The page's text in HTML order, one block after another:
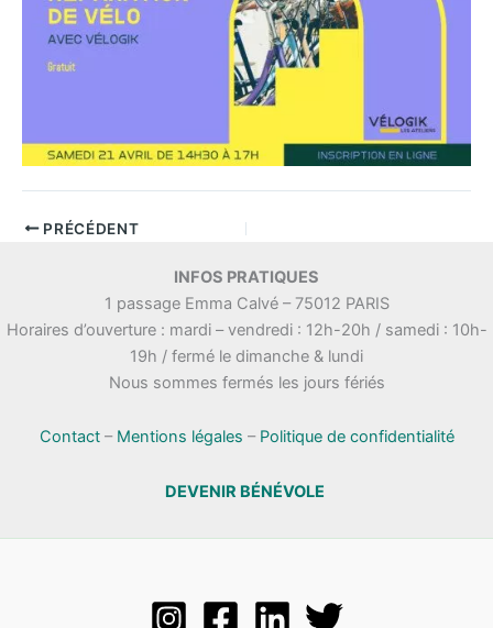
PRÉCÉDENT
INFOS PRATIQUES
1 passage Emma Calvé – 75012 PARIS
Horaires d’ouverture : mardi – vendredi : 12h-20h / samedi : 10h-
19h / fermé le dimanche & lundi
Nous sommes fermés les jours fériés
Contact– Mentions légales – Politique de confidentialité
DEVENIR BÉNÉVOLE